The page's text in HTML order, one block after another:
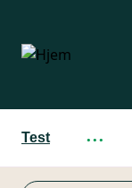
hovedindhold
Test ···